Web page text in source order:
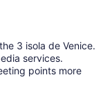
and more
to the busier
and helpful
information
it was an
some of the
recommend it
3 isola de Venice.
services.
points more